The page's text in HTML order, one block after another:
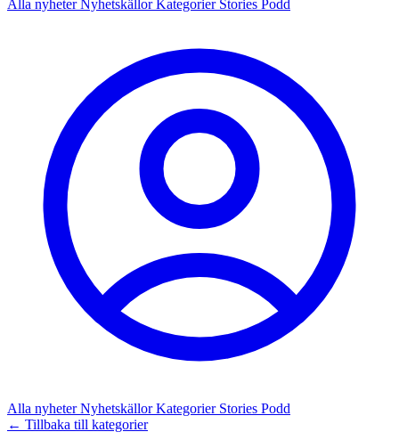
Alla nyheterNyhetskällorKategorier Stories Podd
Alla nyheterNyhetskällorKategorier Stories Podd
← Tillbaka till kategorier